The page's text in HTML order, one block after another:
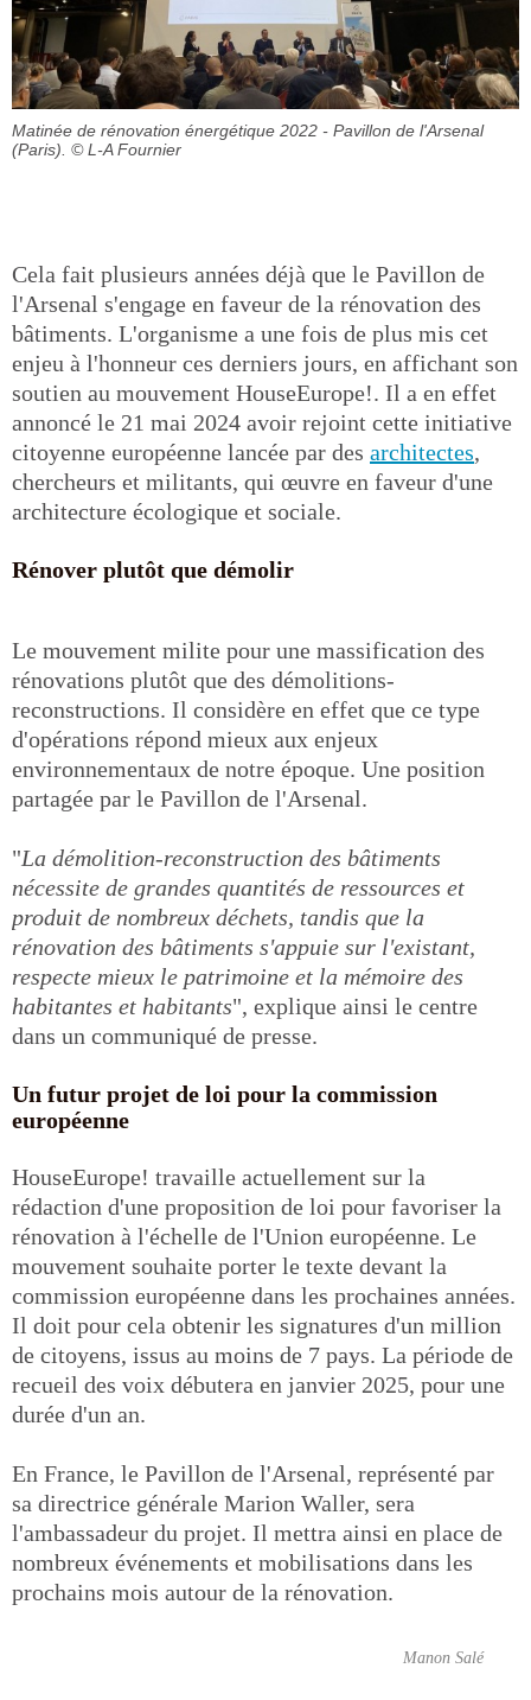
Matinée de rénovation énergétique 2022 - Pavillon de l'Arsenal
(Paris). © L-A Fournier
Cela fait plusieurs années déjà que le Pavillon de
l'Arsenal s'engage en faveur de la rénovation des
bâtiments. L'organisme a une fois de plus mis cet
enjeu à l'honneur ces derniers jours, en affichant son
soutien au mouvement HouseEurope!. Il a en effet
annoncé le 21 mai 2024 avoir rejoint cette initiative
citoyenne européenne lancée par des architectes,
chercheurs et militants, qui œuvre en faveur d'une
architecture écologique et sociale.
Rénover plutôt que démolir
Le mouvement milite pour une massification des
rénovations plutôt que des démolitions-
reconstructions. Il considère en effet que ce type
d'opérations répond mieux aux enjeux
environnementaux de notre époque. Une position
partagée par le Pavillon de l'Arsenal.
"La démolition-reconstruction des bâtiments
nécessite de grandes quantités de ressources et
produit de nombreux déchets, tandis que la
rénovation des bâtiments s'appuie sur l'existant,
respecte mieux le patrimoine et la mémoire des
habitantes et habitants", explique ainsi le centre
dans un communiqué de presse.
Un futur projet de loi pour la commission
européenne
HouseEurope! travaille actuellement sur la
rédaction d'une proposition de loi pour favoriser la
rénovation à l'échelle de l'Union européenne. Le
mouvement souhaite porter le texte devant la
commission européenne dans les prochaines années.
Il doit pour cela obtenir les signatures d'un million
de citoyens, issus au moins de 7 pays. La période de
recueil des voix débutera en janvier 2025, pour une
durée d'un an.
En France, le Pavillon de l'Arsenal, représenté par
sa directrice générale Marion Waller, sera
l'ambassadeur du projet. Il mettra ainsi en place de
nombreux événements et mobilisations dans les
prochains mois autour de la rénovation.
Manon Salé